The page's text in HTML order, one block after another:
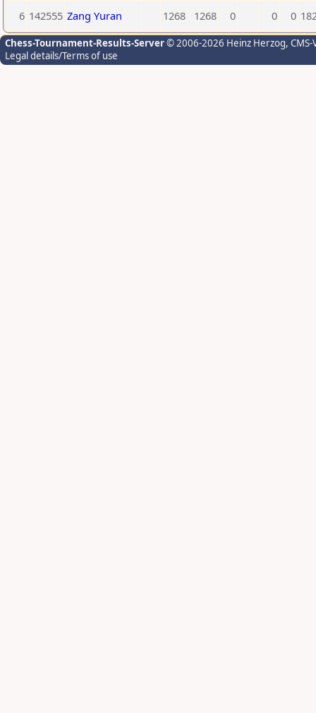
6 142555 Zang Yuran 1268 1268 0 0 0
Chess-Tournament-Results-Server© 2006-2026 Heinz Herzog,
Legal details/Terms of use